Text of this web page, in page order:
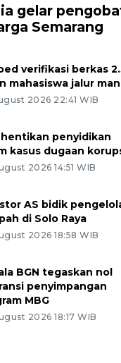
gelar
Semarang
verifikasi berkas
mahasiswa jalur
2026 22:41 WIB
hentikan penyidikan
kasus dugaan
2026 14:51 WIB
AS bidik
di Solo Raya
2026 18:58 WIB
BGN tegaskan nol
penyimpangan
MBG
2026 18:17 WIB